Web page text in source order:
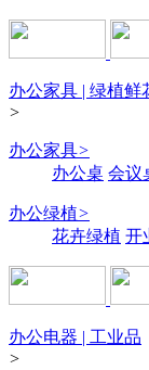
办公家具 | 绿植鲜
>
办公家具>
办公桌 会议
办公绿植>
花卉绿植 开
办公电器 | 工业品
>